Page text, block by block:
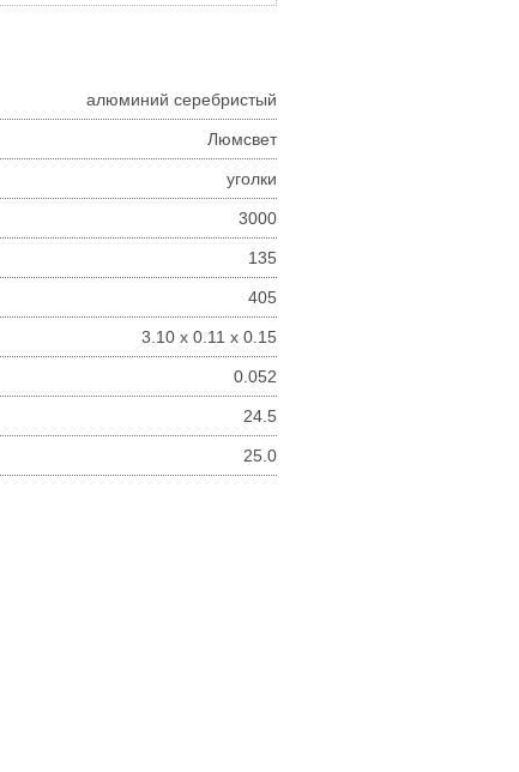
алюминий серебристый
Люмсвет
уголки
3000
135
405
3.10 х 0.11 х 0.15
0.052
24.5
25.0